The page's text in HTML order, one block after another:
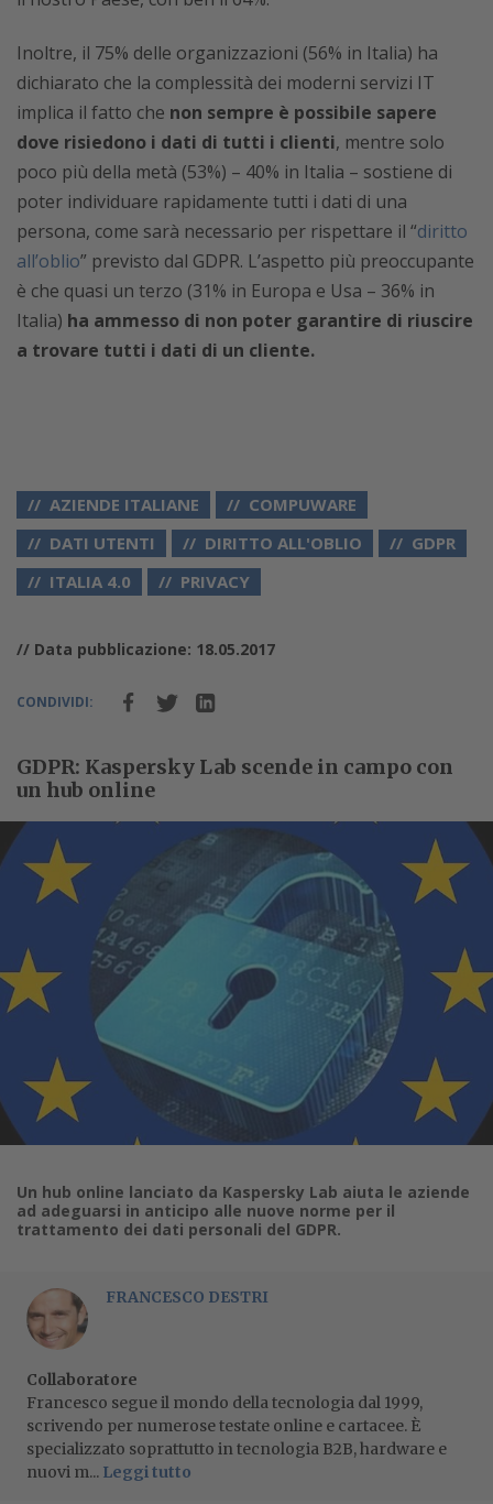
Inoltre, il 75% delle organizzazioni (56% in Italia) ha
dichiarato che la complessità dei moderni servizi IT
implica il fatto che non sempre è possibile sapere
dove risiedono i dati di tutti i clienti, mentre solo
poco più della metà (53%) – 40% in Italia – sostiene di
poter individuare rapidamente tutti i dati di una
persona, come sarà necessario per rispettare il “diritto
all’oblio” previsto dal GDPR. L’aspetto più preoccupante
è che quasi un terzo (31% in Europa e Usa – 36% in
Italia) ha ammesso di non poter garantire di riuscire
a trovare tutti i dati di un cliente.
AZIENDE ITALIANE
COMPUWARE
DATI UTENTI
DIRITTO ALL'OBLIO
GDPR
ITALIA 4.0
PRIVACY
// Data pubblicazione: 18.05.2017
CONDIVIDI:
GDPR: Kaspersky Lab scende in campo con
un hub online
Un hub online lanciato da Kaspersky Lab aiuta le aziende
ad adeguarsi in anticipo alle nuove norme per il
trattamento dei dati personali del GDPR.
FRANCESCO DESTRI
Collaboratore
Francesco segue il mondo della tecnologia dal 1999,
scrivendo per numerose testate online e cartacee. È
specializzato soprattutto in tecnologia B2B, hardware e
nuovi m... Leggi tutto